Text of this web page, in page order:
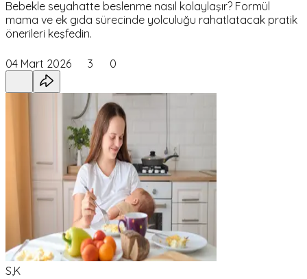
Bebekle seyahatte beslenme nasıl kolaylaşır? Formül
mama ve ek gıda sürecinde yolculuğu rahatlatacak pratik
önerileri keşfedin.
04 Mart 2026 3 0
S,K